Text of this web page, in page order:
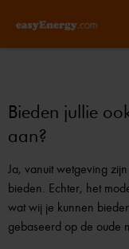
Bieden jullie
aan?
Ja, vanuit wetgeving
bieden. Echter, het
wat wij je kunnen
gebaseerd op de oude